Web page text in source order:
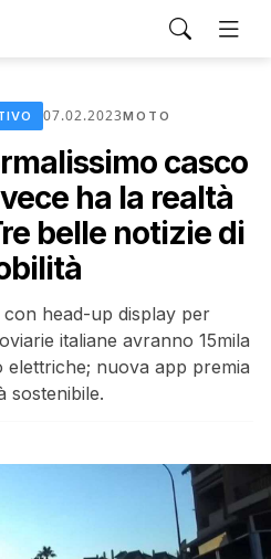
07.02.2023MOTO
casco
ha la realtà
belle notizie di
head-up display per
italiane avranno 15mila
nuova app premia
sostenibile.